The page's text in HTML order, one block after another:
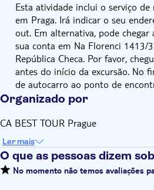
Esta atividade inclui o serviço
em Praga. Irá indicar o seu
out. Em alternativa, pode
sua conta em Na Florenci 1413/
República Checa. Por favor,
antes do início da excursão. No
de autocarro ao ponto de
Organizado por
CA BEST TOUR Prague
Ler mais
O que as pessoas dizem
No momento não temos avaliações